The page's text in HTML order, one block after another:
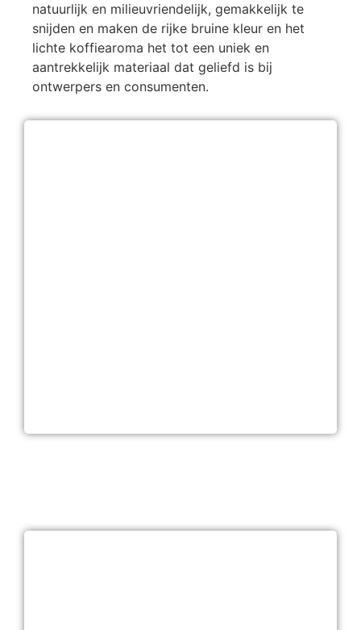
natuurlijk en milieuvriendelijk, gemakkelijk te
snijden en maken de rijke bruine kleur en het
lichte koffiearoma het tot een uniek en
aantrekkelijk materiaal dat geliefd is bij
ontwerpers en consumenten.